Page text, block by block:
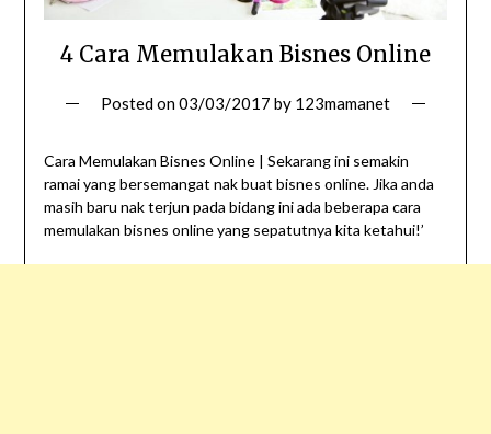
4 Cara Memulakan Bisnes Online
Posted on03/03/2017 by 123mamanet
Cara Memulakan Bisnes Online | Sekarang ini semakin
ramai yang bersemangat nak buat bisnes online. Jika anda
masih baru nak terjun pada bidang ini ada beberapa cara
memulakan bisnes online yang sepatutnya kita ketahui!’